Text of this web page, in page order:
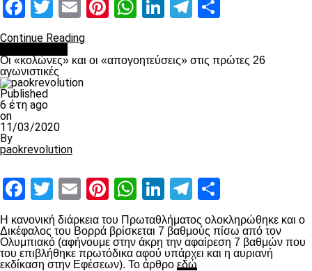
Facebook
Twitter
EmailPinterest
WhatsApp
LinkedInTelegram
Continue Reading
Οι «κολώνες» και οι «απογοητεύσεις» στις πρώτες 26
αγωνιστικές
Published
6 έτη ago
on
11/03/2020
By
paokrevolution
Facebook
Twitter
EmailPinterest
WhatsApp
LinkedIn
Telegram
Η κανονική διάρκεια του Πρωταθλήματος ολοκληρώθηκε και ο
Δικέφαλος του Βορρά βρίσκεται 7 βαθμούς πίσω από τον
Ολυμπιακό (αφήνουμε στην άκρη την αφαίρεση 7 βαθμών που
του επιβλήθηκε πρωτόδικα αφού υπάρχει και η αυριανή
εκδίκαση στην Εφέσεων). Το άρθρο εδώ